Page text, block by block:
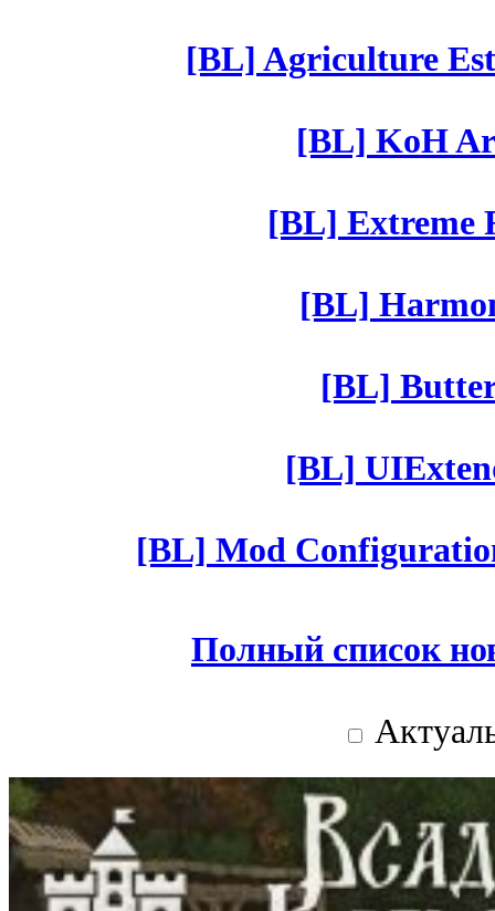
[BL] Agriculture
[BL] KoH
[BL] Extreme
[BL]
[BL]
[BL]
[BL] Mod
Полный список